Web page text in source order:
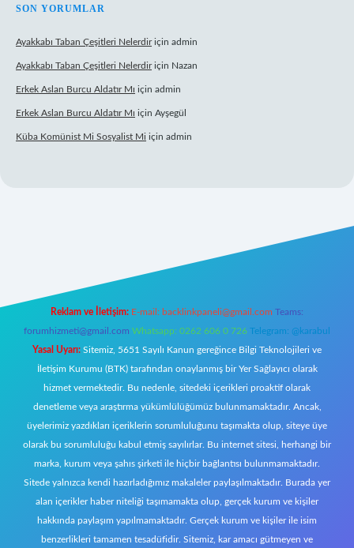
SON YORUMLAR
Ayakkabı Taban Çeşitleri Nelerdiriçin admin
Ayakkabı Taban Çeşitleri Nelerdiriçin Nazan
Erkek Aslan Burcu Aldatır Mı için admin
Erkek Aslan Burcu Aldatır Mı için Ayşegül
Küba Komünist Mi Sosyalist Mi için admin
Reklam ve İletişim: E-mail: backlinkpaneli@gmail.com Teams:
forumhizmeti@gmail.com Whatsapp: 0262 606 0 726 Telegram: @karabul
Yasal Uyarı: Sitemiz, 5651 Sayılı Kanun gereğince Bilgi Teknolojileri ve
İletişim Kurumu (BTK) tarafından onaylanmış bir Yer Sağlayıcı olarak
hizmet vermektedir. Bu nedenle, sitedeki içerikleri proaktif olarak
denetleme veya araştırma yükümlülüğümüz bulunmamaktadır. Ancak,
üyelerimiz yazdıkları içeriklerin sorumluluğunu taşımakta olup, siteye üye
olarak bu sorumluluğu kabul etmiş sayılırlar. Bu internet sitesi, herhangi bir
marka, kurum veya şahıs şirketi ile hiçbir bağlantısı bulunmamaktadır.
Sitede yalnızca kendi hazırladığımız makaleler paylaşılmaktadır. Burada yer
alan içerikler haber niteliği taşımamakta olup, gerçek kurum ve kişiler
hakkında paylaşım yapılmamaktadır. Gerçek kurum ve kişiler ile isim
benzerlikleri tamamen tesadüfidir. Sitemiz, kar amacı gütmeyen ve